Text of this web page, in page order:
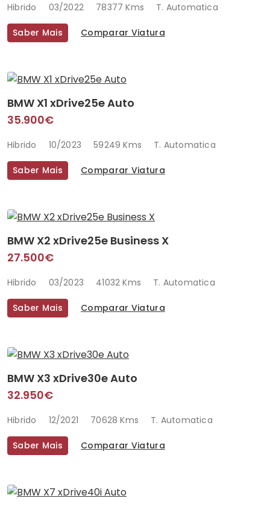
Hibrido 03/2022 78377 Kms T. Automatica
Saber Mais Comparar Viatura
BMW X1 xDrive25e Auto
35.900€
Hibrido 10/2023 59249 Kms T. Automatica
Saber Mais Comparar Viatura
BMW X2 xDrive25e Business X
27.500€
Hibrido 03/2023 41032 Kms T. Automatica
Saber Mais Comparar Viatura
BMW X3 xDrive30e Auto
32.950€
Hibrido 12/2021 70628 Kms T. Automatica
Saber Mais Comparar Viatura